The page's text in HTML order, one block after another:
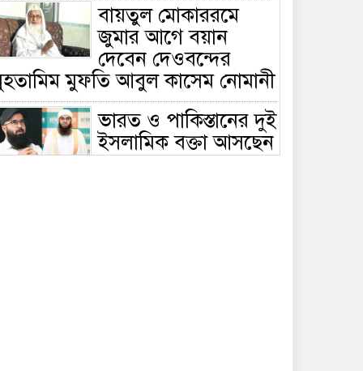
বায়তুল মোকাররমে
জুমার আগে বয়ান
দেবেন দেওবন্দের
মুফতি আবুল কাসেম নোমানী
ভারত ও পাকিস্তানের দুই
ইসলামিক বক্তা আসছেন
বাংলাদেশে, ঢাকা-